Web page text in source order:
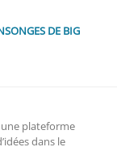
DE BIG
plateforme
dans le